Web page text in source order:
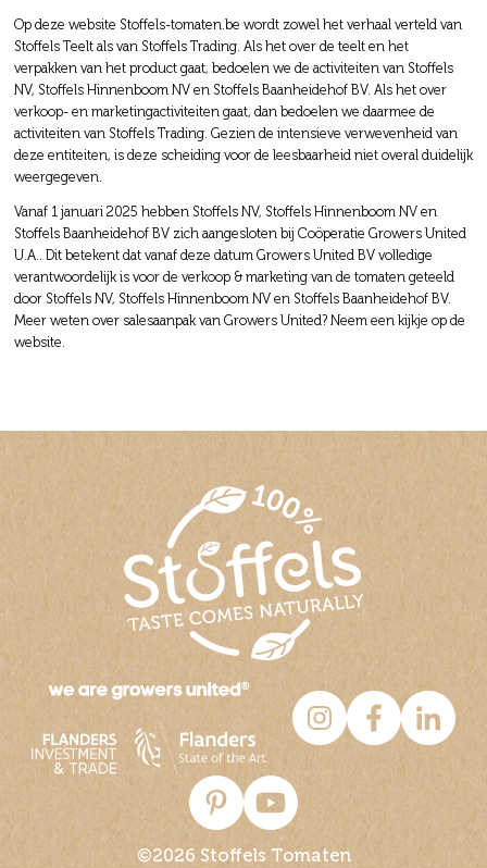
Maurice De Moorplein 7, 1020 Laken
Colruyt Molenbeek
Gentsesteenweg 362, 1080 St-Jans-
Molenbeel
Colruyt Ouderghem
Triomflaan 20, 1160 Oudergem
Colruyt Oudergem nood
Jeruzalemstraat 816, 1030 Schaarbeek
Colruyt Schaarbeek
Roodebeeklaan 17, 1030 Schaarbeek
Colruyt Schaarbeek Meiser
Leuvensesteenweg 510 , 1030 Schaarbeek
Colruyt Sint-Pieters-Woluwe
René Declercqstraat 20, 1150 Sint-Pieters-
Woluwe
Colruyt Ukkel-Stalle
Stallestraat 161, 1180 Ukkel
Op deze website Stoffels-tomaten.be wordt zowel het verhaal verteld van
Stoffels Teelt als van Stoffels Trading. Als het over de teelt en het
verpakken van het product gaat, bedoelen we de activiteiten van Stoffels
NV, Stoffels Hinnenboom NV en Stoffels Baanheidehof BV. Als het over
verkoop- en marketingactiviteiten gaat, dan bedoelen we daarmee de
activiteiten van Stoffels Trading. Gezien de intensieve verwevenheid van
deze entiteiten, is deze scheiding voor de leesbaarheid niet overal duidelijk
weergegeven.
Vanaf 1 januari 2025 hebben Stoffels NV, Stoffels Hinnenboom NV en
Stoffels Baanheidehof BV zich aangesloten bij Coöperatie Growers United
U.A.. Dit betekent dat vanaf deze datum Growers United BV volledige
verantwoordelijk is voor de verkoop & marketing van de tomaten geteeld
door Stoffels NV, Stoffels Hinnenboom NV en Stoffels Baanheidehof BV.
Meer weten over salesaanpak van Growers United? Neem een kijkje op de
website.
©2026 Stoffels Tomaten